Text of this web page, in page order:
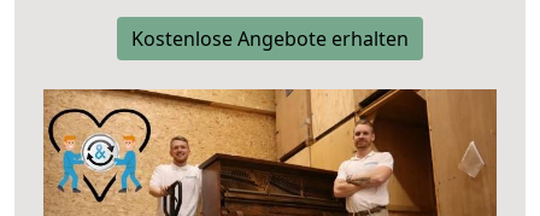
Kostenlose Angebote erhalten